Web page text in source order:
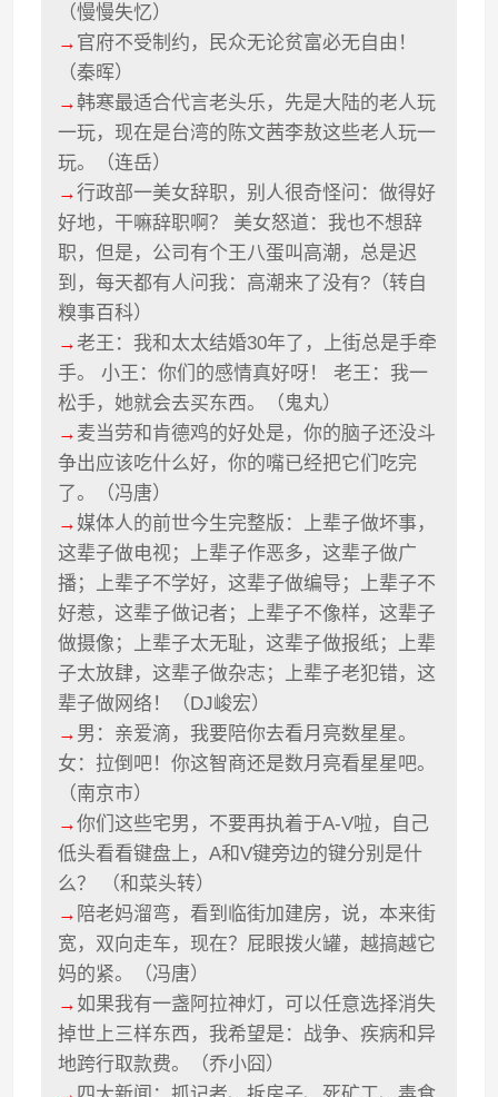
（慢慢失忆）
→ 官府不受制约，民众无论贫富必无自由！
（秦晖）
→韩寒最适合代言老头乐，先是大陆的老人玩
一玩，现在是台湾的陈文茜李敖这些老人玩一
玩。（连岳）
→行政部一美女辞职，别人很奇怪问：做得好
好地，干嘛辞职啊？ 美女怒道：我也不想辞
职，但是，公司有个王八蛋叫高潮，总是迟
到，每天都有人问我：高潮来了没有?（转自
糗事百科）
→ 老王：我和太太结婚30年了，上街总是手牵
手。 小王：你们的感情真好呀！ 老王：我一
松手，她就会去买东西。（鬼丸）
→ 麦当劳和肯德鸡的好处是，你的脑子还没斗
争出应该吃什么好，你的嘴已经把它们吃完
了。（冯唐）
→ 媒体人的前世今生完整版：上辈子做坏事，
这辈子做电视；上辈子作恶多，这辈子做广
播；上辈子不学好，这辈子做编导；上辈子不
好惹，这辈子做记者；上辈子不像样，这辈子
做摄像；上辈子太无耻，这辈子做报纸；上辈
子太放肆，这辈子做杂志；上辈子老犯错，这
辈子做网络！（DJ峻宏）
→ 男：亲爱滴，我要陪你去看月亮数星星。
女：拉倒吧！你这智商还是数月亮看星星吧。
（南京市）
→你们这些宅男，不要再执着于A-V啦，自己
低头看看键盘上，A和V键旁边的键分别是什
么？ （和菜头转）
→ 陪老妈溜弯，看到临街加建房，说，本来街
宽，双向走车，现在？屁眼拨火罐，越搞越它
妈的紧。（冯唐）
→如果我有一盏阿拉神灯，可以任意选择消失
掉世上三样东西，我希望是：战争、疾病和异
地跨行取款费。（乔小囧）